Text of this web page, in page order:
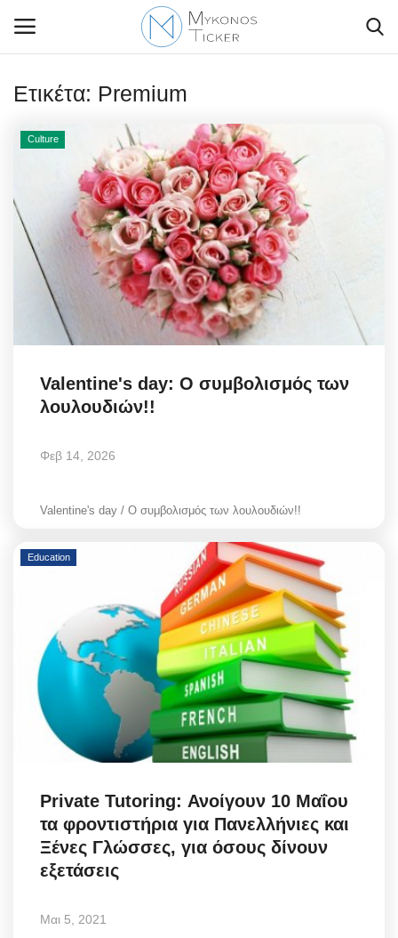
Contact Us
Business
Travel
Style Adorés
Entertainment
Arts & Culture
Mykonos
Sport
Sustainability
Health
Science & Tech
Aegean Islands
Σεβασμιώτατος Δωρόθεος Β’
Ετικέτα: Premium
Culture
Valentine's day: Ο συμβολισμός των
λουλουδιών!!
Φεβ 14, 2026
Valentine's day / Ο συμβολισμός των λουλουδιών!!
Education
Private Tutoring: Ανοίγουν 10 Μαΐου
τα φροντιστήρια για Πανελλήνιες και
Ξένες Γλώσσες, για όσους δίνουν
εξετάσεις
Μαι 5, 2021